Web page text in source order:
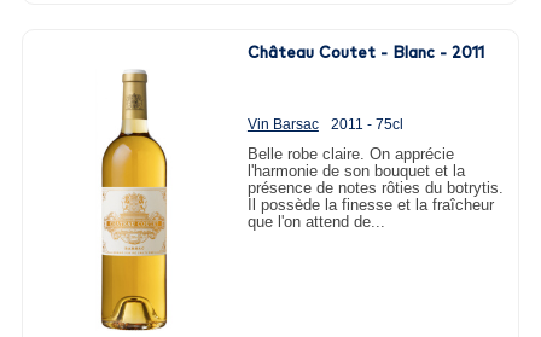
Château Coutet - Blanc - 2011
Vin Barsac 2011 - 75cl
Belle robe claire. On apprécie
l'harmonie de son bouquet et la
présence de notes rôties du botrytis.
Il possède la finesse et la fraîcheur
que l'on attend de...